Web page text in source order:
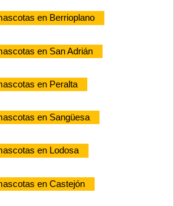
en Berrioplano
en San Adrián
en Peralta
en Sangüesa
en Lodosa
en Castejón